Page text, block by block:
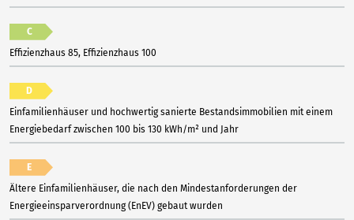
C
Effizienzhaus 85, Effizienzhaus 100
D
Einfamilienhäuser und hochwertig sanierte Bestandsimmobilien mit einem
Energiebedarf zwischen 100 bis 130 kWh/m² und Jahr
E
Ältere Einfamilienhäuser, die nach den Mindestanforderungen der
Energieeinsparverordnung (EnEV) gebaut wurden